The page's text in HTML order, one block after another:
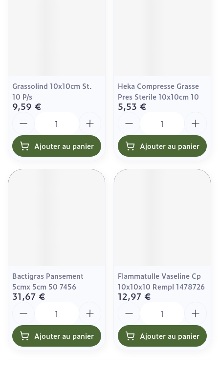
Grassolind 10x10cm St.
10 P/s
9,59 €
Ajouter au panier
Heka Compresse Grasse
Pres Sterile 10x10cm 10
5,53 €
Ajouter au panier
Bactigras Pansement
5cmx 5cm 50 7456
31,67 €
Ajouter au panier
Flammatulle Vaseline Cp
10x10x10 Rempl 1478726
12,97 €
Ajouter au panier